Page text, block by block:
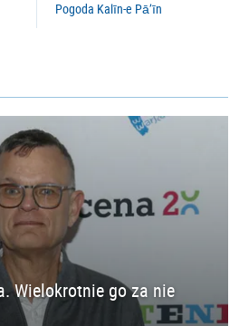
Pogoda Kalīn-e Pā’īn
Wielokrotnie go za nie